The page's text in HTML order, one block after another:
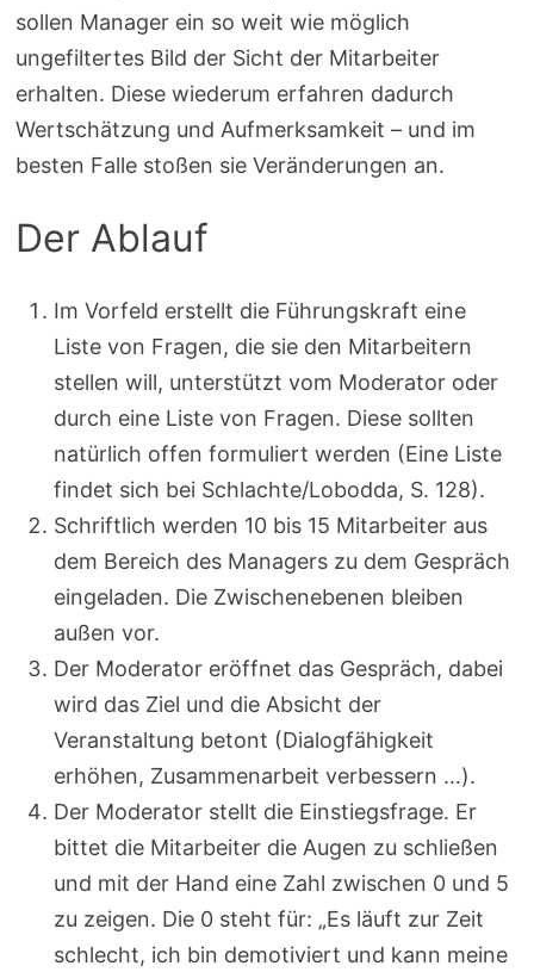
sollen Manager ein so weit wie möglich
ungefiltertes Bild der Sicht der Mitarbeiter
erhalten. Diese wiederum erfahren dadurch
Wertschätzung und Aufmerksamkeit – und im
besten Falle stoßen sie Veränderungen an.
Der Ablauf
Im Vorfeld erstellt die Führungskraft eine
Liste von Fragen, die sie den Mitarbeitern
stellen will, unterstützt vom Moderator oder
durch eine Liste von Fragen. Diese sollten
natürlich offen formuliert werden (Eine Liste
findet sich bei Schlachte/Lobodda, S. 128).
Schriftlich werden 10 bis 15 Mitarbeiter aus
dem Bereich des Managers zu dem Gespräch
eingeladen. Die Zwischenebenen bleiben
außen vor.
Der Moderator eröffnet das Gespräch, dabei
wird das Ziel und die Absicht der
Veranstaltung betont (Dialogfähigkeit
erhöhen, Zusammenarbeit verbessern …).
Der Moderator stellt die Einstiegsfrage. Er
bittet die Mitarbeiter die Augen zu schließen
und mit der Hand eine Zahl zwischen 0 und 5
zu zeigen. Die 0 steht für: „Es läuft zur Zeit
schlecht, ich bin demotiviert und kann meine